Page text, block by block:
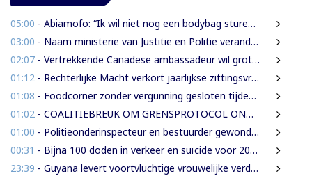
05:00 - Abiamofo: “Ik wil niet nog een bodybag sturen naar dat gebied”
03:00 - Naam ministerie van Justitie en Politie verandert naar Justitie en Veiligheid
02:07 - Vertrekkende Canadese ambassadeur wil grotere rol voor Canada in Suriname
01:12 - Rechterlijke Macht verkort jaarlijkse zittingsvrije periode naar één maand
01:08 - Foodcorner zonder vergunning gesloten tijdens derde dag integrale controles
01:02 - COALITIEBREUK OM GRENSPROTOCOL ONWAARSCHIJNLIJK
01:00 - Politieonderinspecteur en bestuurder gewond nadat auto over de kop slaat
00:31 - Bijna 100 doden in verkeer en suïcide voor 2026 is veel te veel’, zegt Lau
23:39 - Guyana levert voortvluchtige vrouwelijke verdachte in mensenhandel uit aan Suriname